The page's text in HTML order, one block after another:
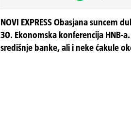
NOVI EXPRESS Obasjana suncem
30. Ekonomska konferencija HNB-
središnje banke, ali i neke ćakule